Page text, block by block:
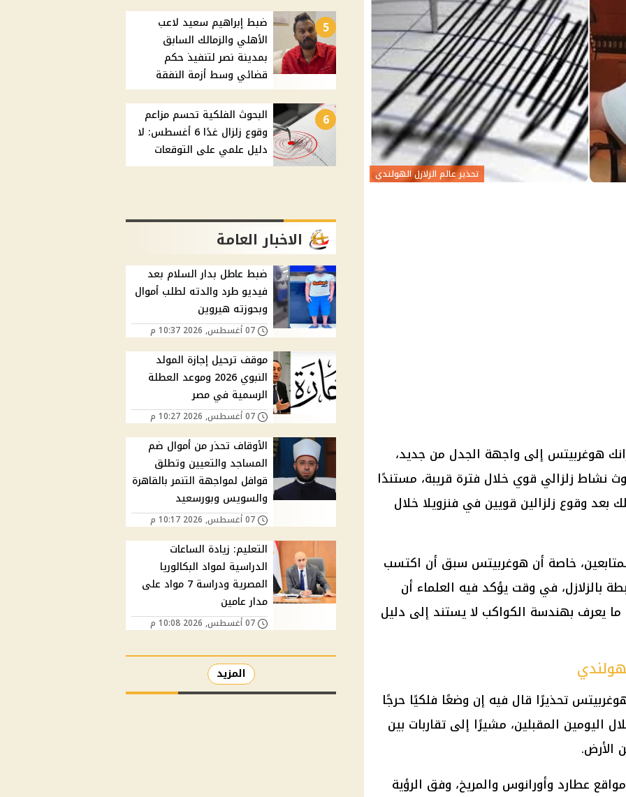
تحذير عالم الزلازل الهولندي
هوغربيتس إلى واجهة الجدل من جديد،
نشاط زلزالي قوي خلال فترة قريبة، مستندًا
وقوع زلزالين قويين في فنزويلا خلال
خاصة أن هوغربيتس سبق أن اكتسب
بالزلازل، في وقت يؤكد فيه العلماء أن
ما يعرف بهندسة الكواكب لا يستند إلى دليل
تحذيرًا قال فيه إن وضعًا فلكيًا حرجًا
اليومين المقبلين، مشيرًا إلى تقاربات بين
الأرض.
عطارد وأورانوس والمريخ، وفق الرؤية
5
ضبط إبراهيم سعيد لاعب
الأهلي والزمالك السابق
بمدينة نصر لتنفيذ حكم
قضائي وسط أزمة النفقة
6
البحوث الفلكية تحسم مزاعم
وقوع زلزال غدًا 6 أغسطس: لا
دليل علمي على التوقعات
الاخبار العامة
ضبط عاطل بدار السلام بعد
فيديو طرد والدته لطلب أموال
وبحوزته هيروين
07 أغسطس, 2026 10:37 م
موقف ترحيل إجازة المولد
النبوي 2026 وموعد العطلة
الرسمية في مصر
07 أغسطس, 2026 10:27 م
الأوقاف تحذر من أموال ضم
المساجد والتعيين وتطلق
قوافل لمواجهة التنمر بالقاهرة
والسويس وبورسعيد
07 أغسطس, 2026 10:17 م
التعليم: زيادة الساعات
الدراسية لمواد البكالوريا
المصرية ودراسة 7 مواد على
مدار عامين
07 أغسطس, 2026 10:08 م
المزيد